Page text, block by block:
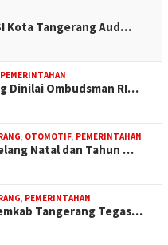
Kota Tangerang Aud…
PEMERINTAHAN
Dinilai Ombudsman RI…
, OTOMOTIF, PEMERINTAHAN
Natal dan Tahun …
, PEMERINTAHAN
Tangerang Tegas…